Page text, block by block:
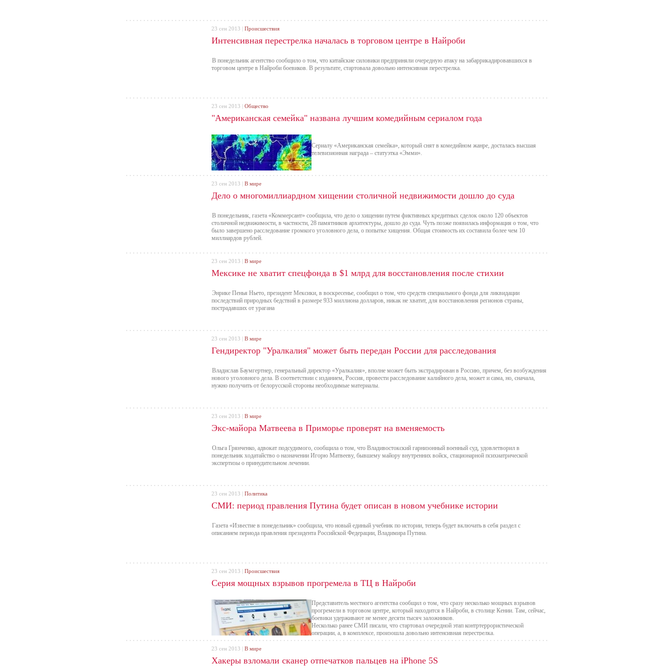
Интенсивная перестрелка началась в торговом центре в Найроби
В понедельник агентство сообщило о том, что китайские силовики предприняли очередную атаку на забаррикадировавшихся в
торговом центре в Найроби боевиков. В результате, стартовала довольно интенсивная перестрелка.
23 сен 2013 | Происшествия
"Американская семейка" названа лучшим комедийным сериалом года
Сериалу «Американская семейка», который снят в комедийном жанре, досталась высшая
телевизионная награда – статуэтка «Эмми».
23 сен 2013 | Общество
Дело о многомиллиардном хищении столичной недвижимости дошло до суда
В понедельник, газета «Коммерсант» сообщила, что дело о хищении путем фиктивных кредитных сделок около 120 объектов
столичной недвижимости, в частности, 28 памятников архитектуры, дошло до суда. Чуть позже появилась информация о том, что
было завершено расследование громкого уголовного дела, о попытке хищения. Общая стоимость их составила более чем 10
миллиардов рублей.
23 сен 2013 | В мире
Мексике не хватит спецфонда в $1 млрд для восстановления после стихии
Энрике Пенья Ньето, президент Мексики, в воскресенье, сообщил о том, что средств специального фонда для ликвидации
последствий природных бедствий в размере 933 миллиона долларов, никак не хватит, для восстановления регионов страны,
пострадавших от урагана
23 сен 2013 | В мире
Гендиректор "Уралкалия" может быть передан России для расследования
Владислав Баумгертнер, генеральный директор «Уралкалия», вполне может быть экстрадирован в Россию, причем, без возбуждения
нового уголовного дела. В соответствии с изданием, Россия, провести расследование калийного дела, может и сама, но, сначала,
нужно получить от белорусской стороны необходимые материалы.
23 сен 2013 | В мире
Экс-майора Матвеева в Приморье проверят на вменяемость
Ольга Грянченко, адвокат подсудимого, сообщила о том, что Владивостокский гарнизонный военный суд, удовлетворил в
понедельник ходатайство о назначении Игорю Матвееву, бывшему майору внутренних войск, стационарной психиатрической
экспертизы о принудительном лечении.
23 сен 2013 | В мире
СМИ: период правления Путина будет описан в новом учебнике истории
Газета «Известие в понедельник» сообщила, что новый единый учебник по истории, теперь будет включать в себя раздел с
описанием периода правления президента Российской Федерации, Владимира Путина.
23 сен 2013 | Политика
Серия мощных взрывов прогремела в ТЦ в Найроби
Представитель местного агентства сообщил о том, что сразу несколько мощных взрывов
прогремели в торговом центре, который находится в Найроби, в столице Кении. Там, сейчас,
боевики удерживают не менее десяти тысяч заложников.
Несколько ранее СМИ писали, что стартовал очередной этап контртеррористической
операции, а, в комплексе, произошла довольно интенсивная перестрелка.
23 сен 2013 | Происшествия
Хакеры взломали сканер отпечатков пальцев на iPhone 5S
23 сен 2013 | В мире